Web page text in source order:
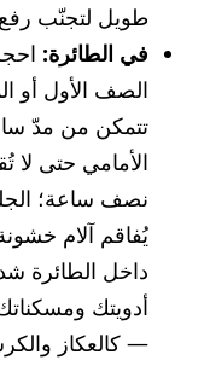
طويل لتجنّب رفع
في الطائرة:
الصف الأول أو
تتمكن من مدّ
الأمامي حتى
نصف ساعة؛
يُفاقم آلام
داخل الطائرة
أدويتك
— كالعكاز